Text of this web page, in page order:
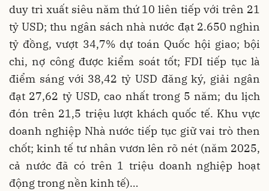
duy trì xuất siêu năm thứ 10 liên tiếp với trên 21
tỷ USD; thu ngân sách nhà nước đạt 2.650 nghìn
tỷ đồng, vượt 34,7% dự toán Quốc hội giao; bội
chi, nợ công được kiểm soát tốt; FDI tiếp tục là
điểm sáng với 38,42 tỷ USD đăng ký, giải ngân
đạt 27,62 tỷ USD, cao nhất trong 5 năm; du lịch
đón trên 21,5 triệu lượt khách quốc tế. Khu vực
doanh nghiệp Nhà nước tiếp tục giữ vai trò then
chốt; kinh tế tư nhân vươn lên rõ nét (năm 2025,
cả nước đã có trên 1 triệu doanh nghiệp hoạt
động trong nền kinh tế)…